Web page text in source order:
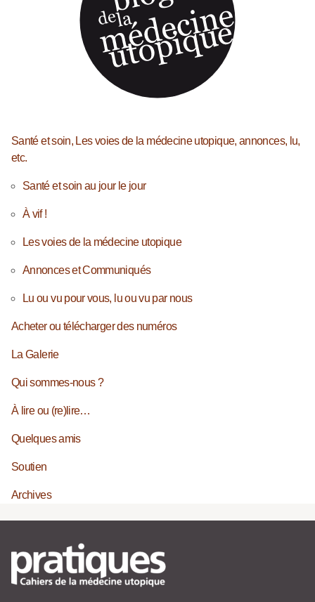
Santé et soin, Les voies de la médecine utopique, annonces, lu,
etc.
Santé et soin au jour le jour
À vif !
Les voies de la médecine utopique
Annonces et Communiqués
Lu ou vu pour vous, lu ou vu par nous
Acheter ou télécharger des numéros
La Galerie
Qui sommes-nous ?
À lire ou (re)lire…
Quelques amis
Soutien
Archives